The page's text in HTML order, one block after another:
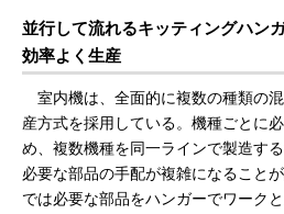
並行して流れるキッティングハン
効率よく生産
室内機は、全面的に複数の種類の
産方式を採用している。機種ごとに
め、複数機種を同一ラインで製造す
必要な部品の手配が複雑になること
では必要な部品をハンガーでワーク